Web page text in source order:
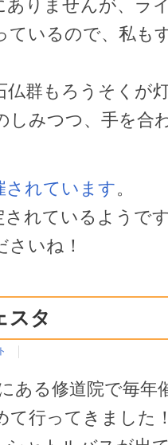
ありませんが、ラ
ているので、私も
仏群もろうそくが
しみつつ、手を合
されています。
されているようで
いね！
スタ
ある修道院で毎年
て行ってきました